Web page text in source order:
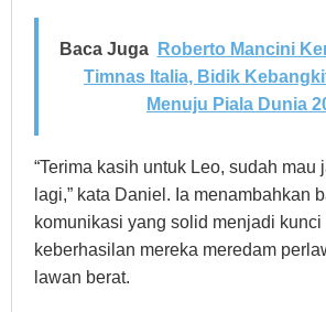
Baca Juga
Roberto Mancini
Timnas Italia, Bidik
Menuju Piala Dunia
“Terima kasih untuk Leo, sudah mau
lagi,” kata Daniel. Ia menambahkan
komunikasi yang solid menjadi kunci
keberhasilan mereka meredam
lawan berat.